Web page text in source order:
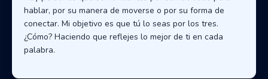
hablar, por su manera de moverse o por su forma de
conectar. Mi objetivo es que tú lo seas por los tres.
¿Cómo? Haciendo que reflejes lo mejor de ti en cada
palabra.